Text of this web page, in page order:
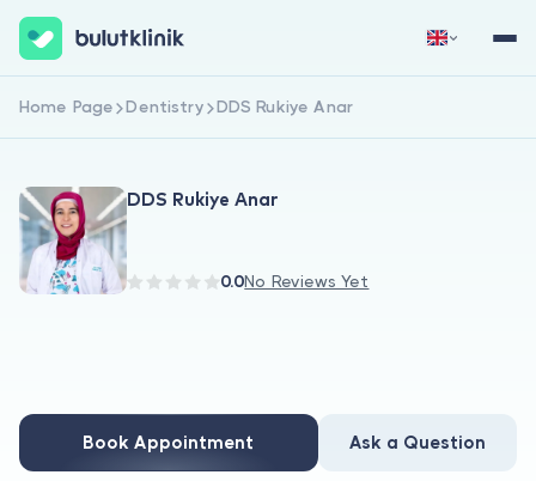
For Doctors
Sign Up Now
Home Page Dentistry DDS Rukiye Anar
DDS Rukiye Anar
0.0No Reviews Yet
Book Appointment Ask a Question